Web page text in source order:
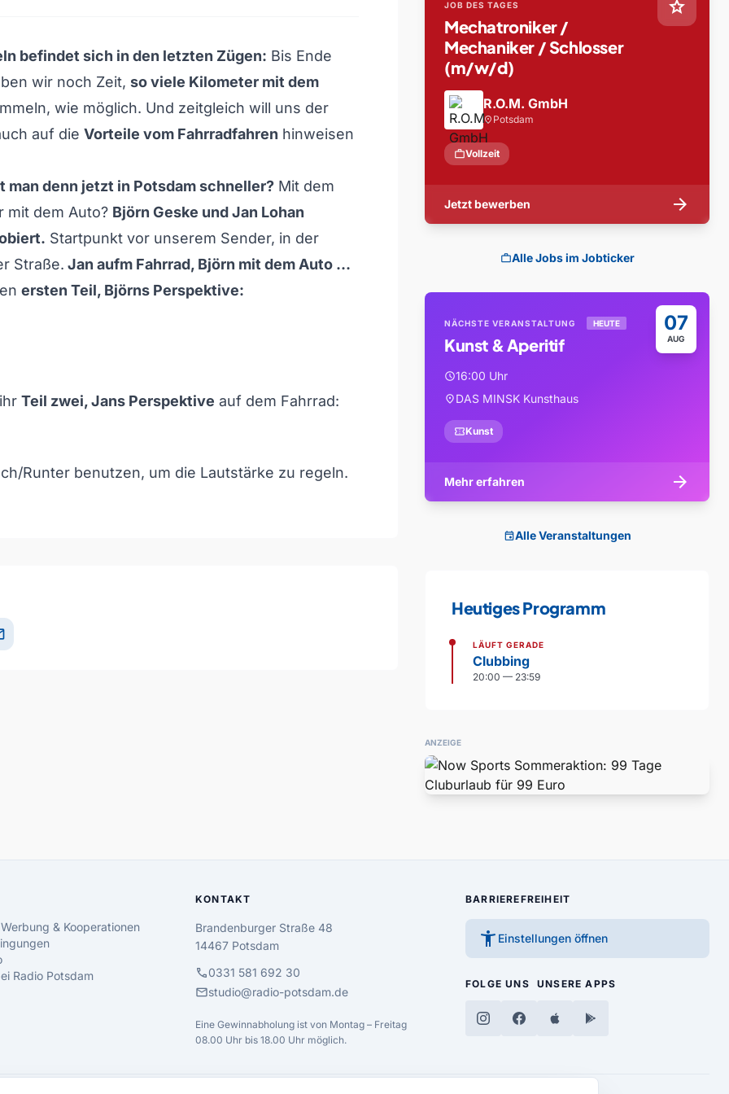
befindet sich in den letzten Zügen: Bis Ende
wir noch Zeit, so viele Kilometer mit dem
wie möglich. Und zeitgleich will uns der
auf die Vorteile vom Fahrradfahren hinweisen
man denn jetzt in Potsdam schneller? Mit dem
mit dem Auto? Björn Geske und Jan Lohan
Startpunkt vor unserem Sender, in der
Straße. Jan aufm Fahrrad, Björn mit dem Auto …
ersten Teil, Björns Perspektive:
Runter benutzen, um die Lautstärke zu regeln.
Teil zwei, Jans Perspektive auf dem Fahrrad:
star
JOB DES TAGES
Mechatroniker /
Mechaniker / Schlosser
(m/w/d)
R.O.M. GmbH
location_on Potsdam
workVollzeit
Jetzt bewerben arrow_forward
workAlle Jobs im Jobticker
07
AUG
NÄCHSTE VERANSTALTUNG HEUTE
Kunst & Aperitif
schedule16:00 Uhr
location_onDAS MINSK Kunsthaus
confirmation_numberKunst
Mehr erfahren arrow_forward
eventAlle Veranstaltungen
Heutiges Programm
LÄUFT GERADE
Clubbing
20:00 — 23:59
ANZEIGE
& Kooperationen
Radio Potsdam
KONTAKT
Brandenburger Straße 48
14467 Potsdam
call0331 581 692 30
mailstudio@radio-potsdam.de
Eine Gewinnabholung ist von Montag – Freitag
08.00 Uhr bis 18.00 Uhr möglich.
BARRIEREFREIHEIT
accessibility_new Einstellungen öffnen
FOLGE UNS UNSERE APPS